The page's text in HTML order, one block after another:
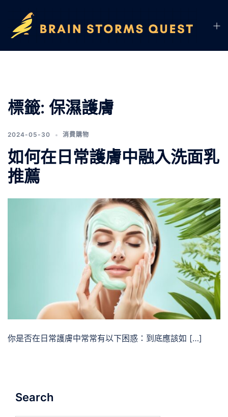
標籤: 保濕護膚
2024-05-30 消費購物
如何在日常護膚中融入洗面乳
推薦
你是否在日常護膚中常常有以下困惑：到底應該如 […]
Search